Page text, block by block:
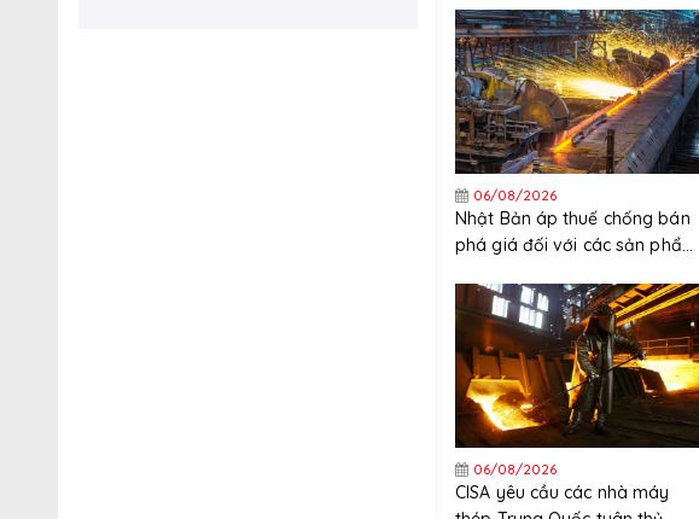
06/08/2026
Nhật Bản áp thuế chống bán
phá giá đối với các sản phẩm
Trung Quốc và Hàn Quốc
06/08/2026
CISA yêu cầu các nhà máy